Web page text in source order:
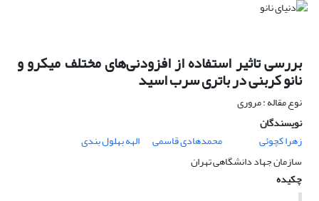
بررسی تاثیر استفاده از افزودنی‌های مختلف میکرو و
نانو کربنی در باتری سرب اسید
نوع مقاله : مروری
نویسندگان
زهرا کچوئی
محمدهادی قاسمی
الهه بهلول بندی
سازمان جهاد دانشگاهی تهران
چکیده